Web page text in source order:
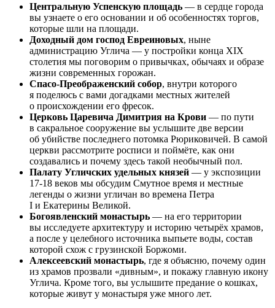
Центральную Успенскую площадь — в сердце города
вы узнаете о его основании и об особенностях торгов,
которые шли на площади.
Доходный дом господ Евреиновых, ныне
администрацию Углича — у постройки конца XIX
столетия мы поговорим о привычках, обычаях и образе
жизни современных горожан.
Спасо-Преображенский собор, внутри которого
я поделюсь с вами догадками местных жителей
о происхождении его фресок.
Церковь Царевича Димитрия на Крови — по пути
в сакральное сооружение вы услышите две версии
об убийстве последнего потомка Рюриковичей. В самой
церкви рассмотрите росписи и поймёте, как они
создавались и почему здесь такой необычный пол.
Палату Угличских удельных князей — у экспозиции
17-18 веков мы обсудим Смутное время и местные
легенды о жизни угличан во времена Петра
I и Екатерины Великой.
Богоявленский монастырь — на его территории
вы исследуете архитектуру и историю четырёх храмов,
а после у целебного источника выпьете воды, состав
которой схож с грузинской Боржоми.
Алексеевский монастырь, где я объясню, почему один
из храмов прозвали «дивным», и покажу главную икону
Углича. Кроме того, вы услышите предание о кошках,
которые живут у монастыря уже много лет.